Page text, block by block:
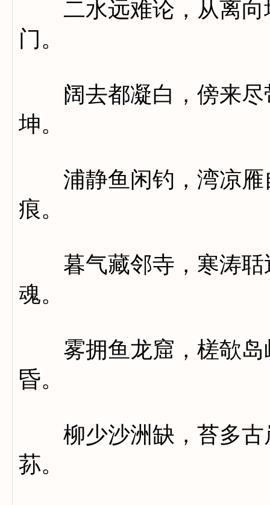
二水远难论，从离向
门。
阔去都凝白，傍来尽
坤。
浦静鱼闲钓，湾凉雁
痕。
暮气藏邻寺，寒涛聒
魂。
雾拥鱼龙窟，槎欹岛
昏。
柳少沙洲缺，苔多古
荪。